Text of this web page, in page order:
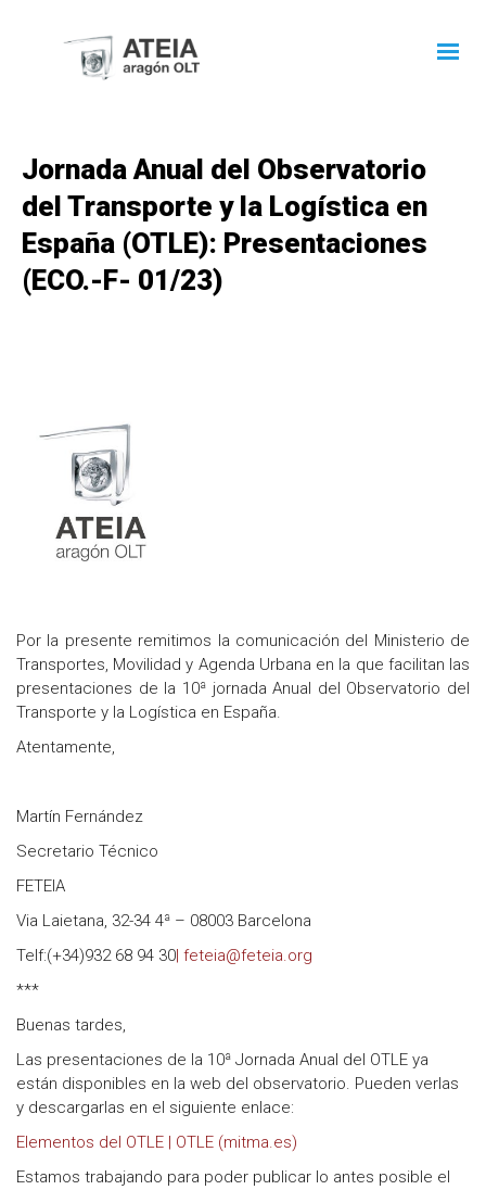
Jornada Anual del Observatorio
del Transporte y la Logística en
España (OTLE): Presentaciones
(ECO.-F- 01/23)
Por la presente remitimos la comunicación del Ministerio de
Transportes, Movilidad y Agenda Urbana en la que facilitan las
presentaciones de la 10ª jornada Anual del Observatorio del
Transporte y la Logística en España.
Atentamente,
Martín Fernández
Secretario Técnico
FETEIA
Via Laietana, 32-34 4ª – 08003 Barcelona
Telf:(+34)932 68 94 30 | feteia@feteia.org
***
Buenas tardes,
Las presentaciones de la 10ª Jornada Anual del OTLE ya
están disponibles en la web del observatorio. Pueden verlas
y descargarlas en el siguiente enlace:
Elementos del OTLE | OTLE (mitma.es)
Estamos trabajando para poder publicar lo antes posible el